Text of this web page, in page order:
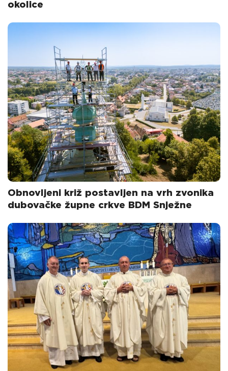
okolice
Obnovljeni križ postavljen na vrh zvonika
dubovačke župne crkve BDM Snježne